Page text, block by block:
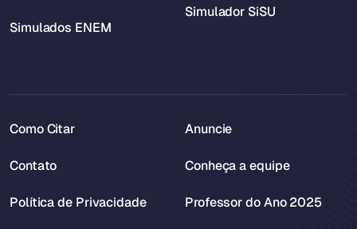
Simulados ENEM
Simulador SiSU
Como Citar
Contato
Política de Privacidade
Anuncie
Conheça a equipe
Professor do Ano 2025